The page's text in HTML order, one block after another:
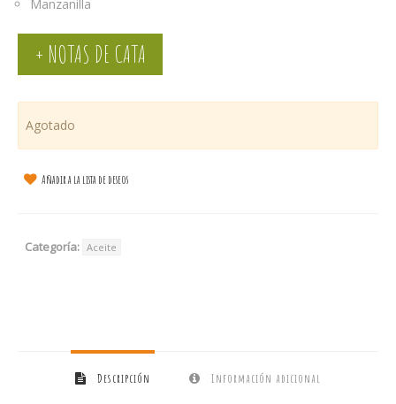
Manzanilla
+ NOTAS DE CATA
Agotado
Añadir a la lista de deseos
Categoría: Aceite
Descripción Información adicional